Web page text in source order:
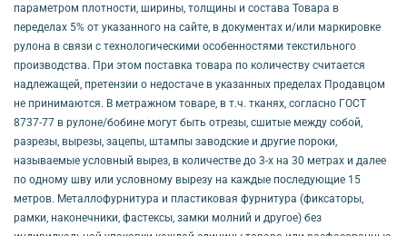
параметром плотности, ширины, толщины и состава Товара в
переделах 5% от указанного на сайте, в документах и/или маркировке
рулона в связи с технологическими особенностями текстильного
производства. При этом поставка товара по количеству считается
надлежащей, претензии о недостаче в указанных пределах Продавцом
не принимаются. В метражном товаре, в т.ч. тканях, согласно ГОСТ
8737-77 в рулоне/бобине могут быть отрезы, сшитые между собой,
разрезы, вырезы, зацепы, штампы заводские и другие пороки,
называемые условный вырез, в количестве до 3-х на 30 метрах и далее
по одному шву или условному вырезу на каждые последующие 15
метров. Металлофурнитура и пластиковая фурнитура (фиксаторы,
рамки, наконечники, фастексы, замки молний и другое) без